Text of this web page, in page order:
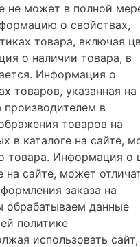
не может в полной
о свойствах,
товара, включая
о наличии товара, в
Информация о
товаров, указанная на
в
товаров на
в каталоге на сайте,
товара. Информация о
на сайте, может
заказа на
данные
политике
использовать